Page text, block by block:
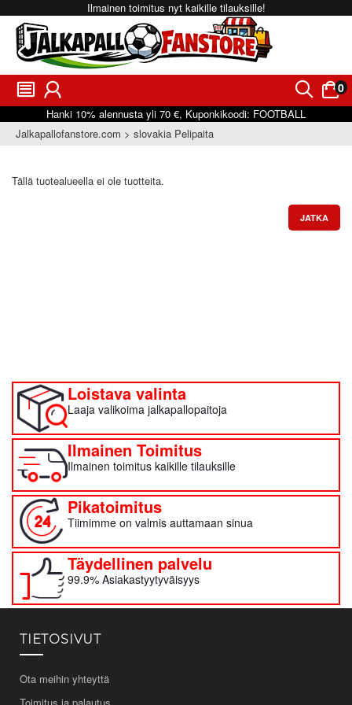
Ilmainen toimitus nyt kaikille tilauksille!
󰂩 󰃳 󰂨 0
󰃠
Hanki 10% alennusta yli 70 €, Kuponkikoodi: FOOTBALL
Jalkapallofanstore.com
slovakia Pelipaita
Tällä tuotealueella ei ole tuotteita.
JATKA
Loistava valinta
Laaja valikoima jalkapallopaitoja
Ilmainen Toimitus
Ilmainen toimitus kaikille tilauksille
Pikatoimitus
Tiimimme on valmis auttamaan sinua
Täydellinen palvelu
99.9% Asiakastyytyväisyys
TIETOSIVUT
Ota meihin yhteyttä